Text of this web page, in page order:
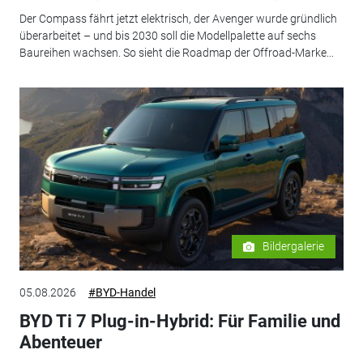
Der Compass fährt jetzt elektrisch, der Avenger wurde gründlich
überarbeitet – und bis 2030 soll die Modellpalette auf sechs
Baureihen wachsen. So sieht die Roadmap der Offroad-Marke...
Bildergalerie
05.08.2026 #BYD-Handel
BYD Ti 7 Plug-in-Hybrid: Für Familie und
Abenteuer